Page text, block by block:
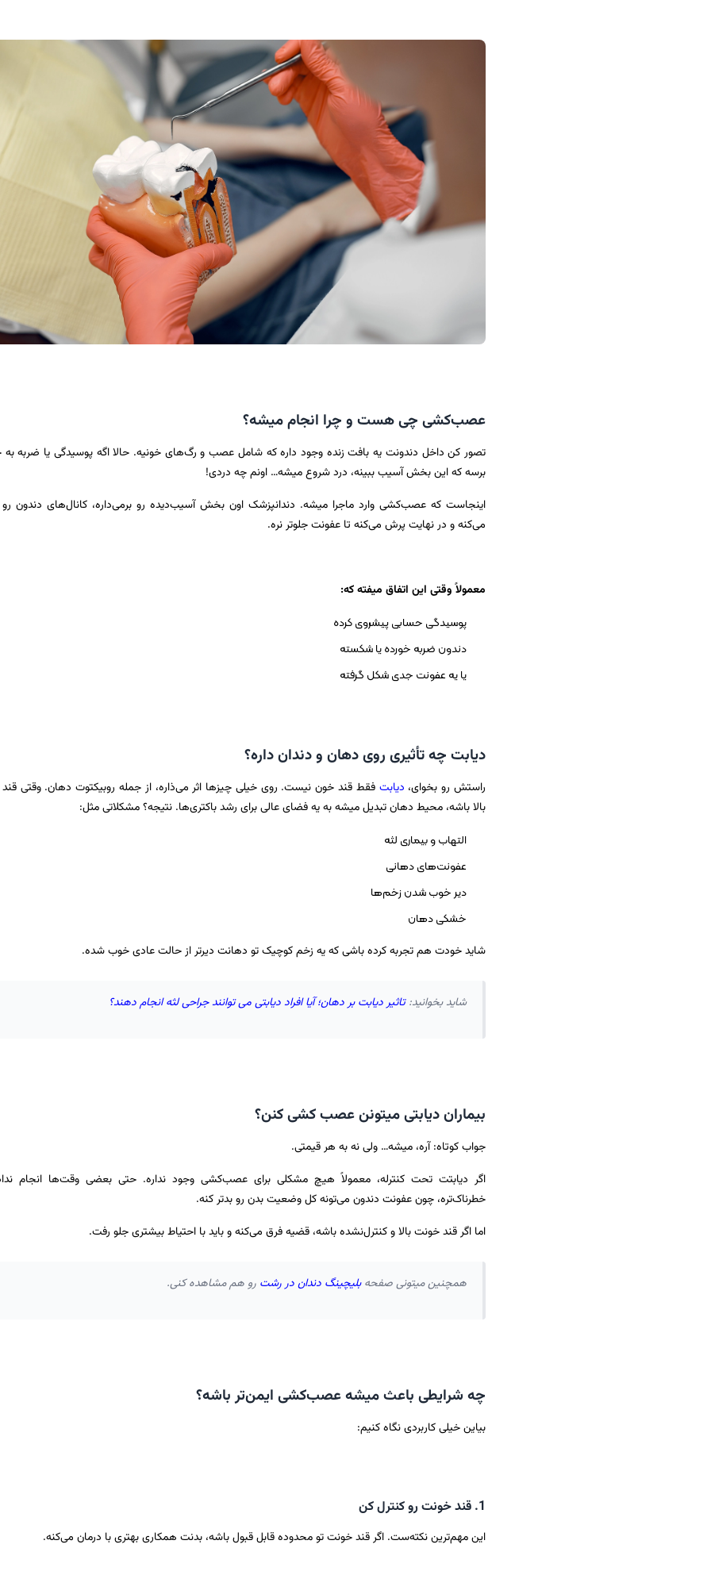
عصب‌کشی چی هست و چرا انجام میشه؟
تصور کن داخل دندونت یه بافت زنده وجود داره که شامل عصب و رگ‌های خونیه. حالا اگه پوسیدگی یا ضربه به
برسه که این بخش آسیب ببینه، درد شروع میشه… اونم چه دردی!
اینجاست که عصب‌کشی وارد ماجرا میشه. دندانپزشک اون بخش آسیب‌دیده رو برمی‌داره، کانال‌های دندون رو
می‌کنه و در نهایت پرش می‌کنه تا عفونت جلوتر نره.
معمولاً وقتی این اتفاق میفته که:
پوسیدگی حسابی پیشروی کرده
دندون ضربه خورده یا شکسته
یا یه عفونت جدی شکل گرفته
دیابت چه تأثیری روی دهان و دندان داره؟
راستش رو بخوای، دیابت فقط قند خون نیست. روی خیلی چیزها اثر می‌ذاره، از جمله روبیکتوت دهان. وقتی
بالا باشه، محیط دهان تبدیل میشه به یه فضای عالی برای رشد باکتری‌ها. نتیجه؟ مشکلاتی مثل:
التهاب و بیماری لثه
عفونت‌های دهانی
دیر خوب شدن زخم‌ها
خشکی دهان
شاید خودت هم تجربه کرده باشی که یه زخم کوچیک تو دهانت دیرتر از حالت عادی خوب شده.
شاید بخوانید:تاثیر دیابت بر دهان؛ آیا افراد دیابتی می توانند جراحی لثه انجام دهند؟
بیماران دیابتی میتونن عصب کشی کنن؟
جواب کوتاه: آره، میشه… ولی نه به هر قیمتی.
اگر دیابتت تحت کنترله، معمولاً هیچ مشکلی برای عصب‌کشی وجود نداره. حتی بعضی وقت‌ها انجام
خطرناک‌تره، چون عفونت دندون می‌تونه کل وضعیت بدن رو بدتر کنه.
اما اگر قند خونت بالا و کنترل‌نشده باشه، قضیه فرق می‌کنه و باید با احتیاط بیشتری جلو رفت.
همچنین میتونی صفحهبلیچینگ دندان در رشت رو هم مشاهده کنی.
چه شرایطی باعث میشه عصب‌کشی ایمن‌تر باشه؟
بیاین خیلی کاربردی نگاه کنیم:
1. قند خونت رو کنترل کن
این مهم‌ترین نکته‌ست. اگر قند خونت تو محدوده قابل قبول باشه، بدنت همکاری بهتری با درمان می‌کنه.